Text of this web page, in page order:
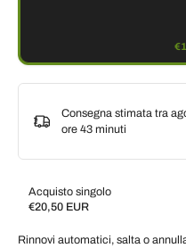
Consegna stimata tra
ore 43 minuti
Acquisto singolo
€20,50 EUR
Subscribe and save
Rinnovi automatici, salta o